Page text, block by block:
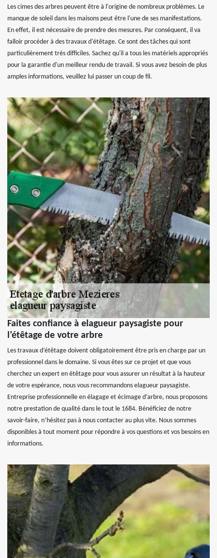
Les cimes des arbres peuvent être à l'origine de nombreux problèmes. Le
manque de soleil dans les maisons peut être l'une de ses manifestations.
En effet, il est nécessaire de prendre des mesures. Par conséquent, il va
falloir procéder à des travaux d'étêtage. Ce sont des tâches qui sont
particulièrement très difficiles. Sachez qu'il a tous les matériels appropriés
pour la garantie d'un meilleur rendu de travail. Si vous avez besoin de plus
amples informations, veuillez lui passer un coup de fil.
Faites confiance à elagueur paysagiste pour
l’étêtage de votre arbre
Les travaux d’étêtage doivent obligatoirement être pris en charge par un
professionnel dans le domaine. Si vous êtes sur ce projet et que vous
cherchez un expert en étêtage pour vous assurer un résultat à la hauteur
de votre espérance, nous vous recommandons elagueur paysagiste.
Entreprise professionnelle en élagage et écimage d’arbre, nous proposons
notre prestation de qualité dans le tout le 1684. Bénéficiez de notre
savoir-faire, n’hésitez pas à nous contacter au plus vite. Nous sommes
disponibles à tout moment pour répondre à vos questions et vos besoins en
informations.